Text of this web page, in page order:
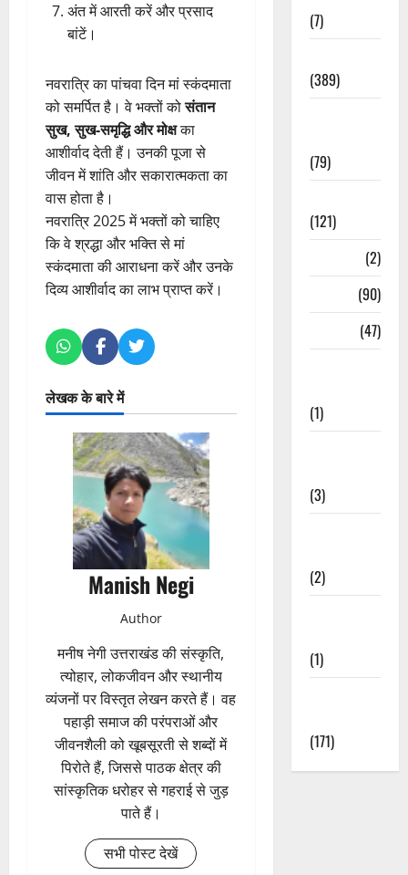
अंत में आरती करें और प्रसाद
बांटें।
नवरात्रि का पांचवा दिन मां स्कंदमाता
को समर्पित है। वे भक्तों कोसंतान
सुख, सुख-समृद्धि और मोक्षका
आशीर्वाद देती हैं। उनकी पूजा से
जीवन में शांति और सकारात्मकता का
वास होता है।
नवरात्रि 2025 में भक्तों को चाहिए
कि वे श्रद्धा और भक्ति से मां
स्कंदमाता की आराधना करें और उनके
दिव्य आशीर्वाद का लाभ प्राप्त करें।
लेखक के बारे में
Manish Negi
Author
मनीष नेगी उत्तराखंड की संस्कृति,
त्योहार, लोकजीवन और स्थानीय
व्यंजनों पर विस्तृत लेखन करते हैं। वह
पहाड़ी समाज की परंपराओं और
जीवनशैली को खूबसूरती से शब्दों में
पिरोते हैं, जिससे पाठक क्षेत्र की
सांस्कृतिक धरोहर से गहराई से जुड़
पाते हैं।
सभी पोस्ट देखें
(7)
(389)
(79)
(121)
(2)
(90)
(47)
(1)
(3)
(2)
(1)
(171)